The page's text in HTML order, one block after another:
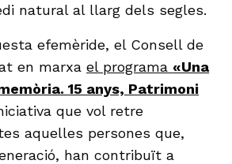
natural al llarg dels segles.
efemèride, el Consell de
en marxael programa«Una
15 anys, Patrimoni
que vol retre
aquelles persones que,
han contribuït a